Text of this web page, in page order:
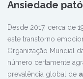
Ansiedade
Desde 2017, cerca de
este transtorno
Organização Mundial
número certamente
prevalência global de